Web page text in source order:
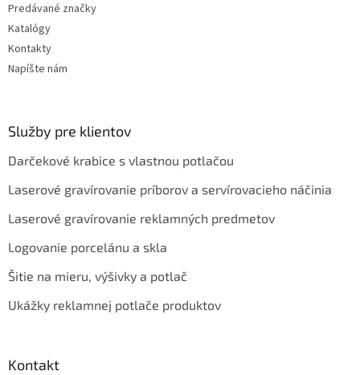
Predávané značky
Katalógy
Kontakty
Napíšte nám
Služby pre klientov
Darčekové krabice s vlastnou potlačou
Laserové gravírovanie príborov a servírovacieho náčinia
Laserové gravírovanie reklamných predmetov
Logovanie porcelánu a skla
Šitie na mieru, výšivky a potlač
Ukážky reklamnej potlače produktov
Kontakt